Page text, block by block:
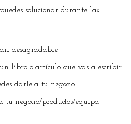
solucionar durante las
desagradable.
libro o artículo que vas a escribir.
darle a tu negocio.
tu negocio/productos/equipo.